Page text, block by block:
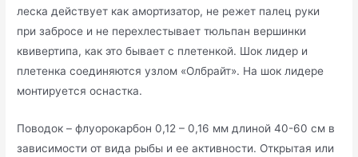
леска действует как амортизатор, не режет палец руки
при забросе и не перехлестывает тюльпан вершинки
квивертипа, как это бывает с плетенкой. Шок лидер и
плетенка соединяются узлом «Олбрайт». На шок лидере
монтируется оснастка.
Поводок – флуорокарбон 0,12 – 0,16 мм длиной 40-60 см в
зависимости от вида рыбы и ее активности. Открытая или